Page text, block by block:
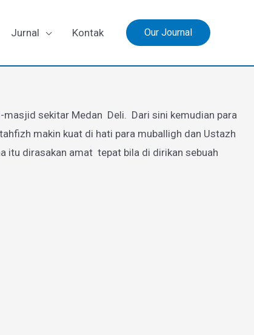
Jurnal Kontak Our Journal
masjid sekitar Medan Deli. Dari sini kemudian para
makin kuat di hati para muballigh dan Ustazh
itu dirasakan amat tepat bila di dirikan sebuah